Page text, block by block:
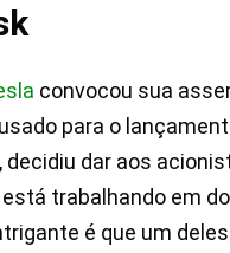
convocou sua
para o
dar aos
trabalhando em
é que um